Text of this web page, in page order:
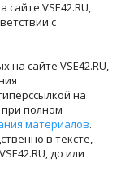
VSE42.RU,
с
сайте VSE42.RU,
на
полном
материалов.
в тексте,
до или